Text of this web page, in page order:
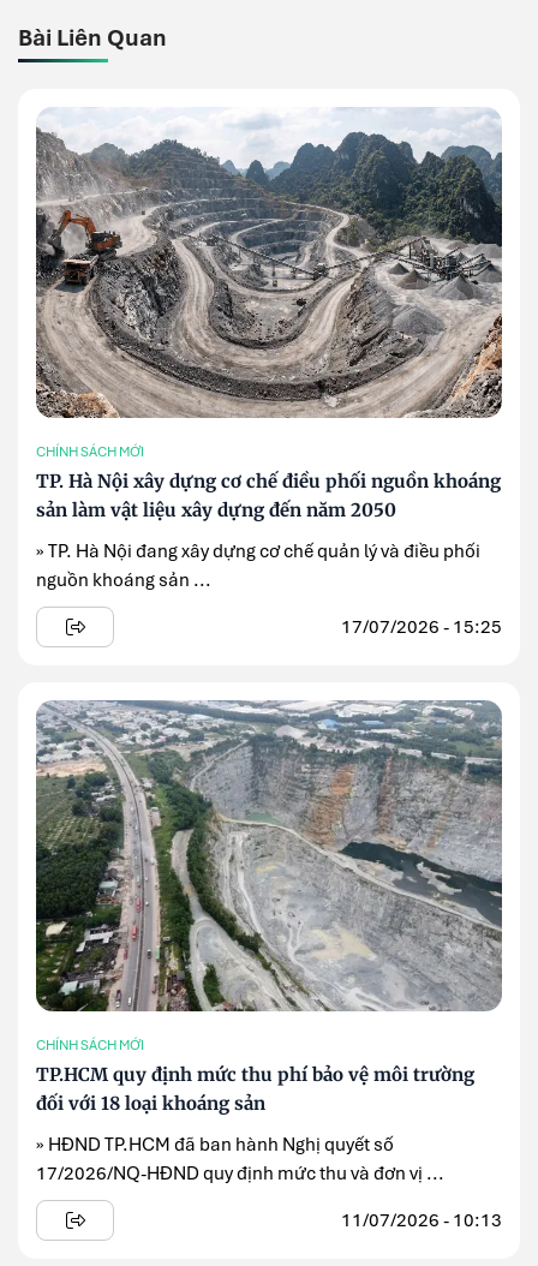
Bài Liên Quan
CHÍNH SÁCH MỚI
TP. Hà Nội xây dựng cơ chế điều phối nguồn khoáng
sản làm vật liệu xây dựng đến năm 2050
» TP. Hà Nội đang xây dựng cơ chế quản lý và điều phối
nguồn khoáng sản ...
17/07/2026 - 15:25
CHÍNH SÁCH MỚI
TP.HCM quy định mức thu phí bảo vệ môi trường
đối với 18 loại khoáng sản
» HĐND TP.HCM đã ban hành Nghị quyết số
17/2026/NQ-HĐND quy định mức thu và đơn vị ...
11/07/2026 - 10:13